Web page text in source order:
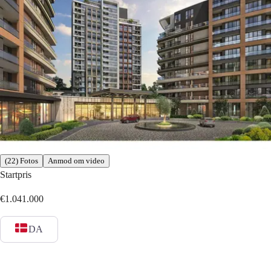
(22) Fotos Anmod om video
Startpris
€1.041.000
DA